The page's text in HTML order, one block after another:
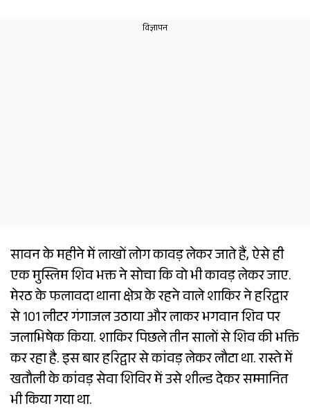
सावन के महीने में लाखों लोग कावड़ लेकर जाते हैं, ऐसे ही
एक मुस्लिम शिव भक्त ने सोचा कि वो भी कावड़ लेकर जाए.
मेरठ के फलावदा थाना क्षेत्र के रहने वाले शाकिर ने हरिद्वार
से 101 लीटर गंगाजल उठाया और लाकर भगवान शिव पर
जलाभिषेक किया. शाकिर पिछले तीन सालों से शिव की भक्ति
कर रहा है. इस बार हरिद्वार से कांवड़ लेकर लौटा था. रास्ते में
खतौली के कांवड़ सेवा शिविर में उसे शील्ड देकर सम्मानित
भी किया गया था.